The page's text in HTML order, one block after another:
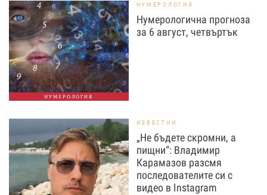
НУМЕРОЛОГИЯ
НУМЕРОЛОГИЯ
Нумерологична прогноза
за 6 август, четвъртък
ИЗВЕСТНИ
„Не бъдете скромни, а
пищни“: Владимир
Карамазов разсмя
последователите си с
видео в Instagram